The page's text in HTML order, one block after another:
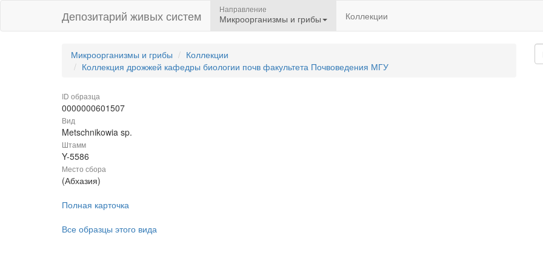
Депозитарий живых систем Направление
Микроорганизмы и грибы Коллекции
Микроорганизмы и грибы
Коллекции
Коллекция дрожжей кафедры биологии почв факультета Почвоведения МГУ
ID образца
0000000601507
Вид
Metschnikowia sp.
Штамм
Y-5586
Место сбора
(Абхазия)
Полная карточка
Все образцы этого вида